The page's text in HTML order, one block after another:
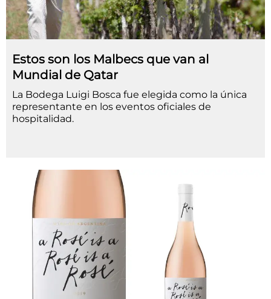
Estos son los Malbecs que van al
Mundial de Qatar
La Bodega Luigi Bosca fue elegida como la única
representante en los eventos oficiales de
hospitalidad.